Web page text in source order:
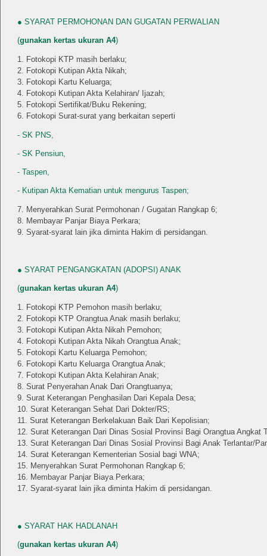
● SYARAT PERMOHONAN DAN GUGATAN PERWALIAN
(gunakan kertas ukuran A4)
Fotokopi KTP masih berlaku;
Fotokopi Kutipan Akta Nikah;
Fotokopi Kartu Keluarga;
Fotokopi Kutipan Akta Kelahiran/ Ijazah;
Fotokopi Sertifikat/Buku Rekening;
Fotokopi Surat-surat yang berkaitan seperti
- SK PNS,
- SK Pensiun,
- Taspen,
- Kutipan Akta Kematian untuk mengurus Taspen;
Menyerahkan Surat Permohonan / Gugatan Rangkap 6;
Membayar Panjar Biaya Perkara;
Syarat-syarat lain jika diminta Hakim di persidangan.
● SYARAT PENGANGKATAN (ADOPSI) ANAK
(gunakan kertas ukuran A4)
Fotokopi KTP Pemohon masih berlaku;
Fotokopi KTP Orangtua Anak masih berlaku;
Fotokopi Kutipan Akta Nikah Pemohon;
Fotokopi Kutipan Akta Nikah Orangtua Anak;
Fotokopi Kartu Keluarga Pemohon;
Fotokopi Kartu Keluarga Orangtua Anak;
Fotokopi Kutipan Akta Kelahiran Anak;
Surat Penyerahan Anak Dari Orangtuanya;
Surat Keterangan Penghasilan Dari Kepala Desa;
Surat Keterangan Sehat Dari Dokter/RS;
Surat Keterangan Berkelakuan Baik Dari Kepolisian;
Surat Keterangan Dari Dinas Sosial Provinsi Bagi Orangtua Angkat
Surat Keterangan Dari Dinas Sosial Provinsi Bagi Anak Terlantar/
Surat Keterangan Kementerian Sosial bagi WNA;
Menyerahkan Surat Permohonan Rangkap 6;
Membayar Panjar Biaya Perkara;
Syarat-syarat lain jika diminta Hakim di persidangan.
● SYARAT HAK HADLANAH
(gunakan kertas ukuran A4)